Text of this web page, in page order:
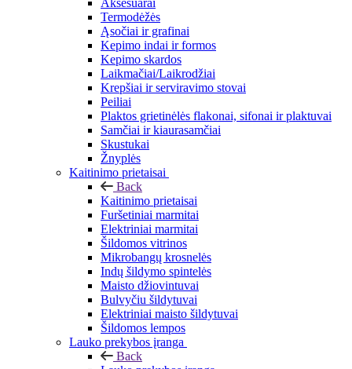
Aksesuarai
Termodėžės
Ąsočiai ir grafinai
Kepimo indai ir formos
Kepimo skardos
Laikmačiai/Laikrodžiai
Krepšiai ir serviravimo stovai
Peiliai
Plaktos grietinėlės flakonai, sifonai ir plaktuvai
Samčiai ir kiaurasamčiai
Skustukai
Žnyplės
Kaitinimo prietaisai
Back
Kaitinimo prietaisai
Furšetiniai marmitai
Elektriniai marmitai
Šildomos vitrinos
Mikrobangų krosnelės
Indų šildymo spintelės
Maisto džiovintuvai
Bulvyčiu šildytuvai
Elektriniai maisto šildytuvai
Šildomos lempos
Lauko prekybos įranga
Back